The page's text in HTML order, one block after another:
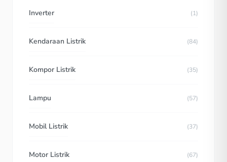
Inverter (1)
Kendaraan Listrik (84)
Kompor Listrik (35)
Lampu (57)
Mobil Listrik (37)
Motor Listrik (67)